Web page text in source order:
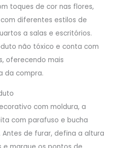
toques de cor nas flores,
diferentes estilos de
a salas e escritórios.
não tóxico e conta com
oferecendo mais
da compra.
com moldura, a
com parafuso e bucha
Antes de furar, defina a altura